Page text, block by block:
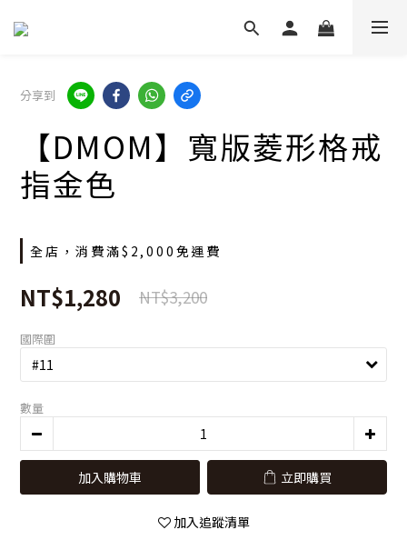
分享到
【DMOM】寬版菱形格戒
指金色
全店，消費滿$2,000免運費
NT$1,280 NT$3,200
國際圍
數量
加入購物車 立即購買
加入追蹤清單